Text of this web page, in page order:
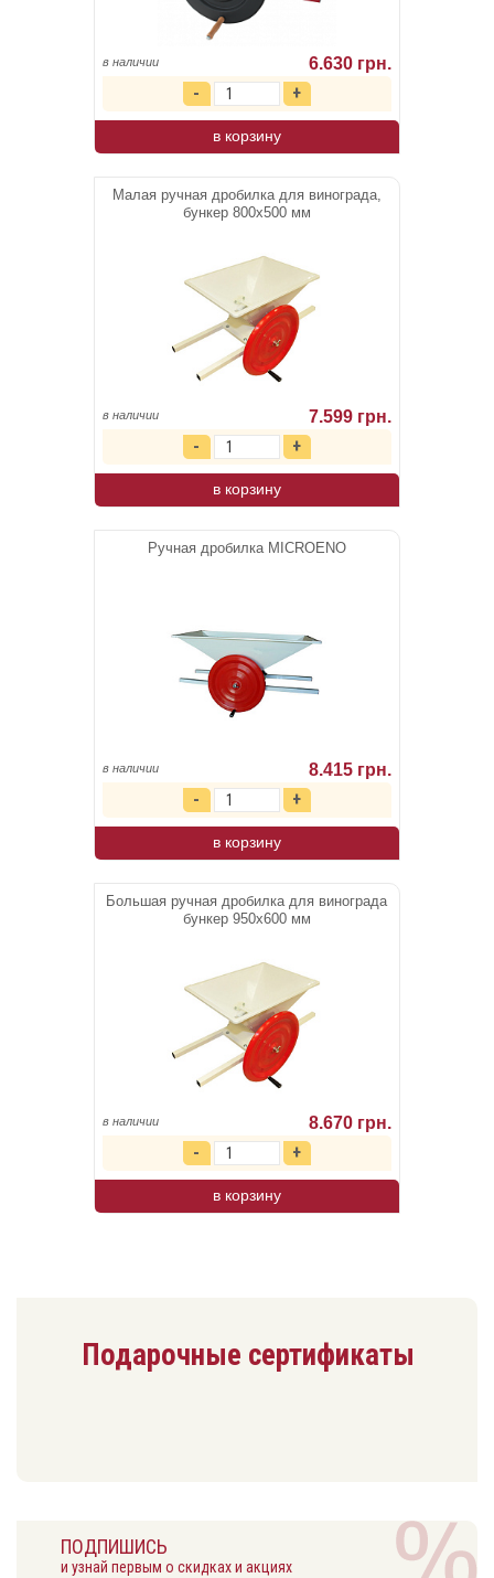
в наличии 6.630 грн.
в корзину
Малая ручная дробилка для винограда,
бункер 800х500 мм
в наличии 7.599 грн.
в корзину
Ручная дробилка MICROENO
в наличии 8.415 грн.
в корзину
Большая ручная дробилка для винограда
бункер 950х600 мм
в наличии 8.670 грн.
в корзину
Подарочные сертификаты
ПОДПИШИСЬ
и узнай первым о скидках и акциях